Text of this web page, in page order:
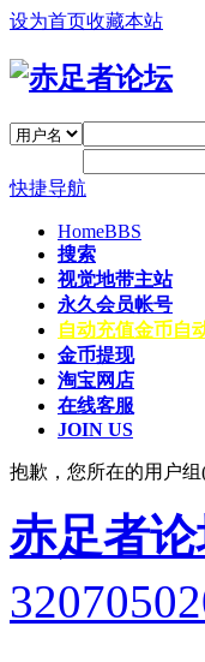
设为首页收藏本站
快捷导航
HomeBBS
搜索
视觉地带主站
永久会员帐号
自动充值金币自
金币提现
淘宝网店
在线客服
JOIN US
抱歉，您所在的用户组
赤足者